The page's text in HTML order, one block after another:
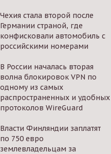
Чехия стала второй после
Германии страной, где
конфисковали автомобиль с
российскими номерами
В России началась вторая
волна блокировок VPN по
одному из самых
распространенных и удобных
протоколов WireGuard
Власти Финляндии заплатят
по 750 евро
землевладельцам за